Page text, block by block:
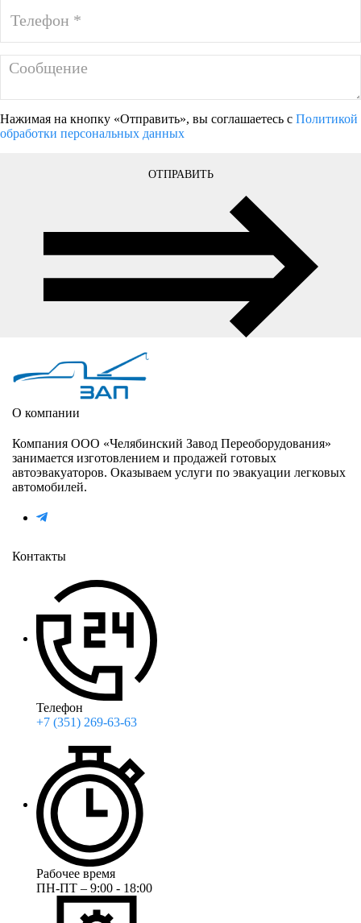
Нажимая на кнопку «Отправить», вы соглашаетесь с Политикой
обработки персональных данных
ОТПРАВИТЬ
О компании
Компания ООО «Челябинский Завод Переоборудования»
занимается изготовлением и продажей готовых
автоэвакуаторов. Оказываем услуги по эвакуации легковых
автомобилей.
Контакты
Телефон
+7 (351) 269-63-63
Рабочее время
ПН-ПТ – 9:00 - 18:00